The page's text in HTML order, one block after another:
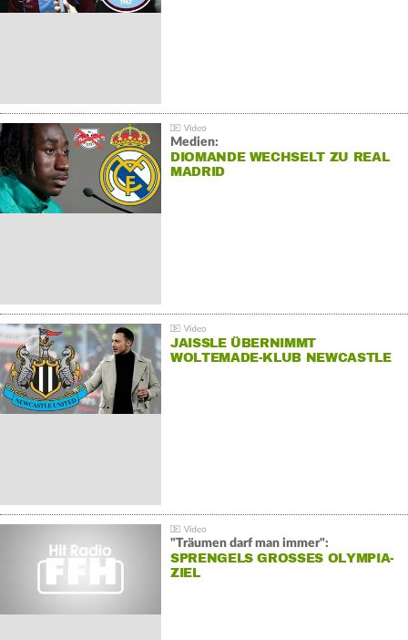
Medien:
DIOMANDE WECHSELT ZU REAL
MADRID
JAISSLE ÜBERNIMMT
WOLTEMADE-KLUB NEWCASTLE
"Träumen darf man immer":
SPRENGELS GROSSES OLYMPIA-Z
IEL